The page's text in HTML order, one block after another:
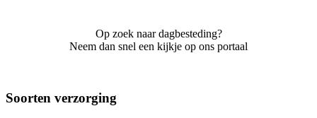
Op zoek naar dagbesteding?
Neem dan snel een kijkje op ons portaal
Soorten verzorging